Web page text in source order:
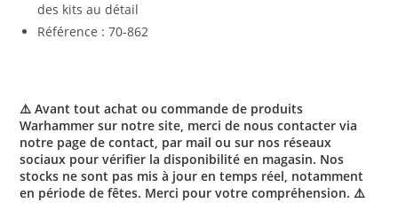
des kits au détail
Référence : 70-862
⚠️ Avant tout achat ou commande de produits
Warhammer sur notre site, merci de nous contacter via
notre page de contact, par mail ou sur nos réseaux
sociaux pour vérifier la disponibilité en magasin. Nos
stocks ne sont pas mis à jour en temps réel, notamment
en période de fêtes. Merci pour votre compréhension. ⚠️